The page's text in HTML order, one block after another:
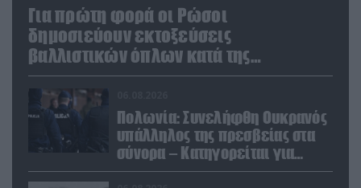
Για πρώτη φορά οι Ρώσοι
δημοσιεύουν εκτοξεύσεις
βαλλιστικών όπλων κατά της
Ουκρανίας
Πολωνία: Συνελήφθη Ουκρανός
υπάλληλος της πρεσβείας στα
σύνορα – Κατηγορείται για
μεταφορά μεγάλων ποσών και